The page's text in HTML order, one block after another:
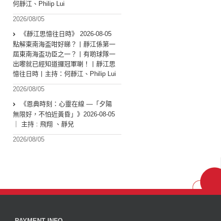
何靜江、Philip Lui
2026/08/05
《靜江思憶往日時》 2026-08-05
點解東南海盃咁好睇？丨靜江係第一
屆東南海盃功臣之一？丨有啲球隊一
出嚟就已經知道攞冠軍喇！丨靜江思
憶往日時丨主持：何靜江、Philip Lui
2026/08/05
《恩典時刻：心靈在線 —「夕陽
無限好，不怕近黃昏」》2026-08-05
｜ 主持 : 飛翔 、靜兒
2026/08/05